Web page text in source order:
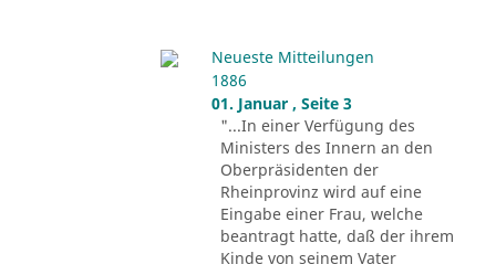
Neueste Mitteilungen
1886
01. Januar , Seite 3
"...In einer Verfügung des
Ministers des Innern an den
Oberpräsidenten der
Rheinprovinz wird auf eine
Eingabe einer Frau, welche
beantragt hatte, daß der ihrem
Kinde von seinem Vater